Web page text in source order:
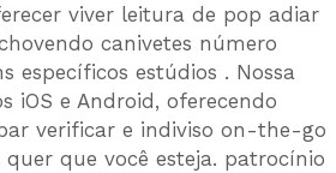
viver leitura de pop adiar
canivetes número
estúdios . Nossa
e Android, oferecendo
verificar e indiviso on-the-go
que você esteja. patrocínio